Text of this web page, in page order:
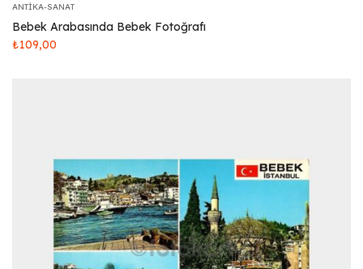
ANTIKA-SANAT
Bebek Arabasında Bebek Fotoğrafı
₺109,00